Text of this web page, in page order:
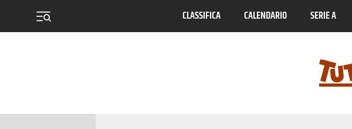
CLASSIFICA CALENDARIO SERIE A